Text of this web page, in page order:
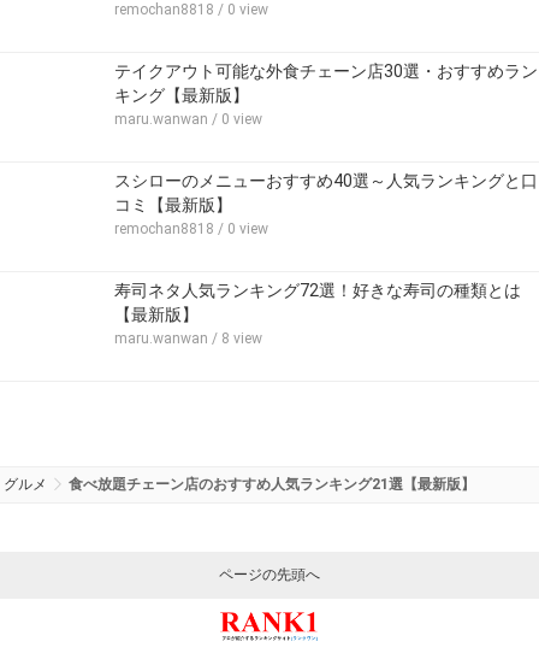
remochan8818 / 0 view
テイクアウト可能な外食チェーン店30選・おすすめラン
キング【最新版】
maru.wanwan / 0 view
スシローのメニューおすすめ40選～人気ランキングと口
コミ【最新版】
remochan8818 / 0 view
寿司ネタ人気ランキング72選！好きな寿司の種類とは
【最新版】
maru.wanwan / 8 view
グルメ 食べ放題チェーン店のおすすめ人気ランキング21選【最新版】
ページの先頭へ